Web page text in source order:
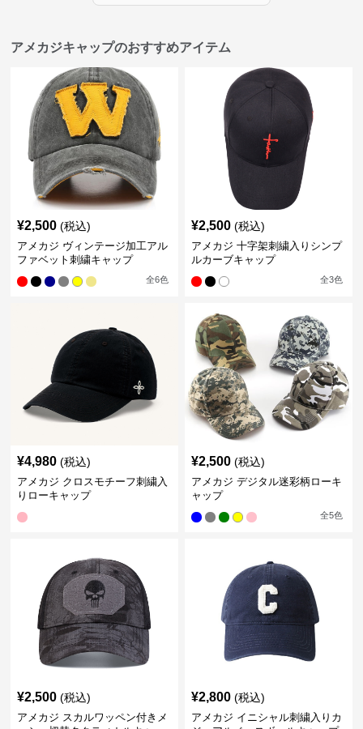
アメカジキャップのおすすめアイテム
¥2,500 (税込)
アメカジ ヴィンテージ加工アル
ファベット刺繍キャップ
全6色
¥2,500 (税込)
アメカジ 十字架刺繍入りシンプ
ルカーブキャップ
全3色
¥4,980 (税込)
アメカジ クロスモチーフ刺繍入
りローキャップ
¥2,500 (税込)
アメカジ デジタル迷彩柄ローキ
ャップ
全5色
¥2,500 (税込)
アメカジ スカルワッペン付きメ
¥2,800 (税込)
アメカジ イニシャル刺繍入りカ